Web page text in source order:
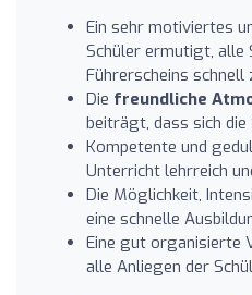
Ein sehr motiviertes
Schüler ermutigt, alle
Führerscheins schnell
Die freundliche
beiträgt, dass sich
Kompetente und
Unterricht lehrreich
Die Möglichkeit,
eine schnelle
Eine gut organisierte
alle Anliegen der